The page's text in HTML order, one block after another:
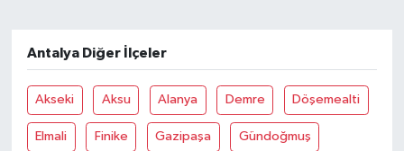
Antalya Diğer İlçeler
Akseki Aksu Alanya Demre Döşemealti
Elmali Finike Gazipaşa Gündoğmuş